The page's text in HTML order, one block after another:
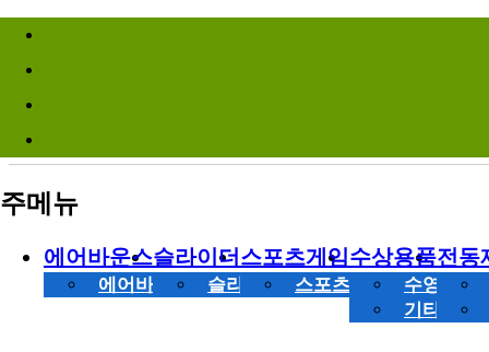
바로가기메뉴
주메뉴
에어바운스
에어바운스
슬라이더
슬라이더
스포츠게임
스포츠게임
수상용품
수영장
기타 수상
전동